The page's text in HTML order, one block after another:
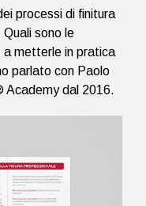
processi di finitura
sono le
metterle in pratica
parlato con Paolo
Academy dal 2016.